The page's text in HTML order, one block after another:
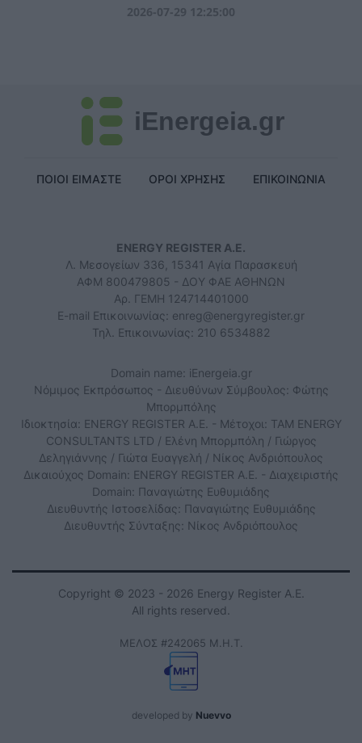
2026-07-29 12:25:00
iEnergeia.gr
ΠΟΙΟΙ ΕΙΜΑΣΤΕ ΟΡΟΙ ΧΡΗΣΗΣ ΕΠΙΚΟΙΝΩΝΙΑ
ENERGY REGISTER Α.Ε.
Λ. Μεσογείων 336, 15341 Αγία Παρασκευή
ΑΦΜ 800479805 - ΔΟΥ ΦΑΕ ΑΘΗΝΩΝ
Αρ. ΓΕΜΗ 124714401000
E-mail Επικοινωνίας: enreg@energyregister.gr
Τηλ. Επικοινωνίας: 210 6534882
Domain name: iEnergeia.gr
Νόμιμος Εκπρόσωπος - Διευθύνων Σύμβουλος: Φώτης
Μπορμπόλης
Ιδιοκτησία: ENERGY REGISTER Α.Ε. - Μέτοχοι: TAM ENERGY
CONSULTANTS LTD / Ελένη Μπορμπόλη / Γιώργος
Δεληγιάννης / Γιώτα Ευαγγελή / Νίκος Ανδριόπουλος
Δικαιούχος Domain: ENERGY REGISTER Α.Ε. - Διαχειριστής
Domain: Παναγιώτης Ευθυμιάδης
Διευθυντής Ιστοσελίδας: Παναγιώτης Ευθυμιάδης
Διευθυντής Σύνταξης: Νίκος Ανδριόπουλος
Copyright © 2023 - 2026 Energy Register Α.Ε.
All rights reserved.
ΜΕΛΟΣ #242065 Μ.Η.Τ.
developed by Nuevvo